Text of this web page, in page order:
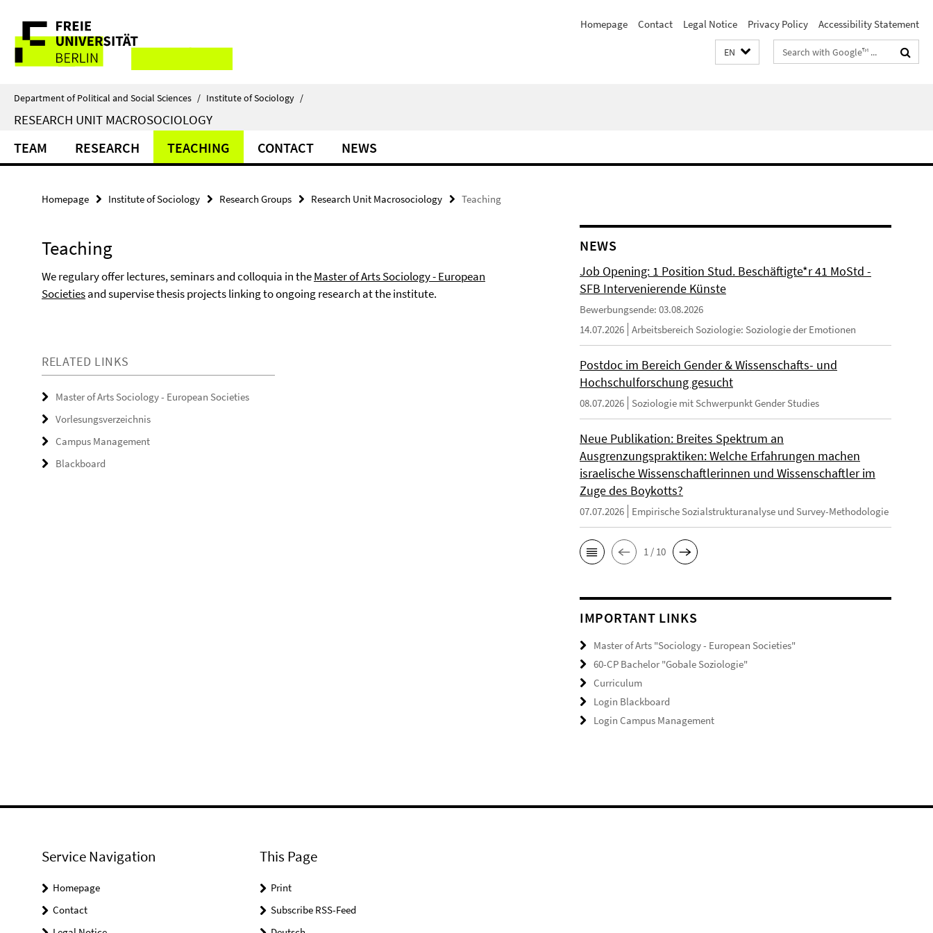
direkt
Inhalt
Service
Navigation
Homepage Contact Legal Notice Privacy Policy Accessibility Statement
EN
Search
terms
Department of Political and Social Sciences / Institute of Sociology /
RESEARCH UNIT MACROSOCIOLOGY
TEAM RESEARCH TEACHING CONTACT NEWS
Homepage Institute of Sociology Research Groups Research Unit Macrosociology Teaching
Teaching
We regulary offer lectures, seminars and colloquia in theMaster of Arts Sociology - European
Societiesand supervise thesis projects linking to ongoing research at the institute.
RELATED LINKS
Master of Arts Sociology - European Societies
Vorlesungsverzeichnis
Campus Management
Blackboard
NEWS
Job Opening: 1 Position Stud. Beschäftigte*r 41 MoStd -
SFB Intervenierende Künste
Bewerbungsende: 03.08.2026
14.07.2026 Arbeitsbereich Soziologie: Soziologie der Emotionen
Postdoc im Bereich Gender & Wissenschafts- und
Hochschulforschung gesucht
08.07.2026 Soziologie mit Schwerpunkt Gender Studies
Neue Publikation: Breites Spektrum an
Ausgrenzungspraktiken: Welche Erfahrungen machen
israelische Wissenschaftlerinnen und Wissenschaftler im
Zuge des Boykotts?
07.07.2026 Empirische Sozialstrukturanalyse und Survey-Methodologie
1 / 10
IMPORTANT LINKS
Master of Arts "Sociology - European Societies"
60-CP Bachelor "Gobale Soziologie"
Curriculum
Login Blackboard
Login Campus Management
Service Navigation
Homepage
Contact
This Page
Print
Subscribe RSS-Feed